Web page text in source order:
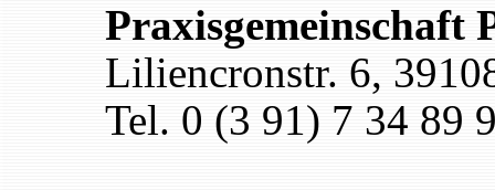
Praxisgemeinschaft
Liliencronstr. 6,
Tel. 0 (3 91) 7 34 89